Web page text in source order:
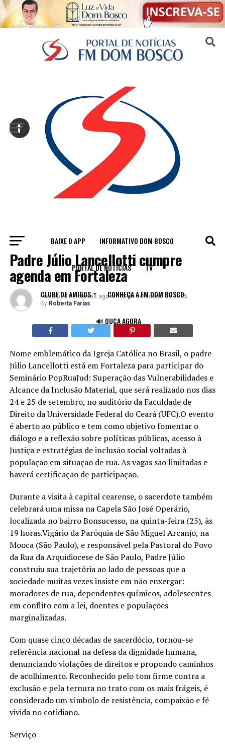
BAIXE O APP INFORMATIVO DOM BOSCO
PORTAL DE NOTÍCIAS TV
CLUBE DE AMIGOS CONHEÇA A FM DOM BOSCO
🔊 OUÇA AGORA
IGREJA
Padre Júlio Lancellotti cumpre
agenda em Fortaleza
Published 11 meses ago on 25 de setembro de 2025
By Roberta Farias
Nome emblemático da Igreja Católica no Brasil, o padre
Júlio Lancellotti está em Fortaleza para participar do
Seminário PopRuaJud: Superação das Vulnerabilidades e
Alcance da Inclusão Material, que será realizado nos dias
24 e 25 de setembro, no auditório da Faculdade de
Direito da Universidade Federal do Ceará (UFC).O evento
é aberto ao público e tem como objetivo fomentar o
diálogo e a reflexão sobre políticas públicas, acesso à
Justiça e estratégias de inclusão social voltadas à
população em situação de rua. As vagas são limitadas e
haverá certificação de participação.
Durante a visita à capital cearense, o sacerdote também
celebrará uma missa na Capela São José Operário,
localizada no bairro Bonsucesso, na quinta-feira (25), às
19 horas.Vigário da Paróquia de São Miguel Arcanjo, na
Mooca (São Paulo), e responsável pela Pastoral do Povo
da Rua da Arquidiocese de São Paulo, Padre Júlio
construiu sua trajetória ao lado de pessoas que a
sociedade muitas vezes insiste em não enxergar:
moradores de rua, dependentes químicos, adolescentes
em conflito com a lei, doentes e populações
marginalizadas.
Com quase cinco décadas de sacerdócio, tornou-se
referência nacional na defesa da dignidade humana,
denunciando violações de direitos e propondo caminhos
de acolhimento. Reconhecido pelo tom firme contra a
exclusão e pela ternura no trato com os mais frágeis, é
considerado um símbolo de resistência, compaixão e fé
vivida no cotidiano.
Serviço
Sair da versão mobile